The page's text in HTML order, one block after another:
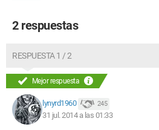
2 respuestas
RESPUESTA 1 / 2
Mejor respuesta
lynyrd1960 245
31 jul. 2014 a las 01:33